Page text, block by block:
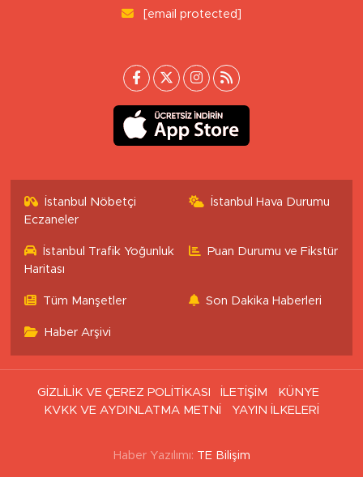
[email protected]
İstanbul Nöbetçi
Eczaneler
İstanbul Hava Durumu
İstanbul Trafik Yoğunluk
Haritası
Puan Durumu ve Fikstür
Tüm Manşetler Son Dakika Haberleri
Haber Arşivi
GİZLİLİK VE ÇEREZ POLİTİKASI İLETİŞİM
KÜNYE
KVKK VE AYDINLATMA METNİ
YAYIN İLKELERİ
Haber Yazılımı: TE Bilişim